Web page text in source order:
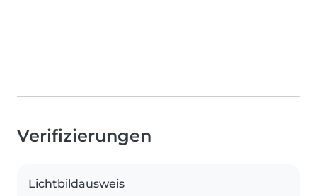
Verifizierungen
Lichtbildausweis